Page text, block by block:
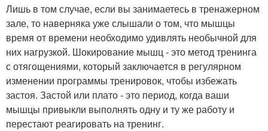
Лишь в том случае, если вы занимаетесь в тренажерном
зале, то наверняка уже слышали о том, что мышцы
время от времени необходимо удивлять необычной для
них нагрузкой. Шокирование мышц - это метод тренинга
с отягощениями, который заключается в регулярном
изменении программы тренировок, чтобы избежать
застоя. Застой или плато - это период, когда ваши
мышцы привыкли выполнять одну и ту же работу и
перестают реагировать на тренинг.